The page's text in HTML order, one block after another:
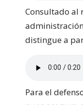
Consultado al
distingue a
Para el